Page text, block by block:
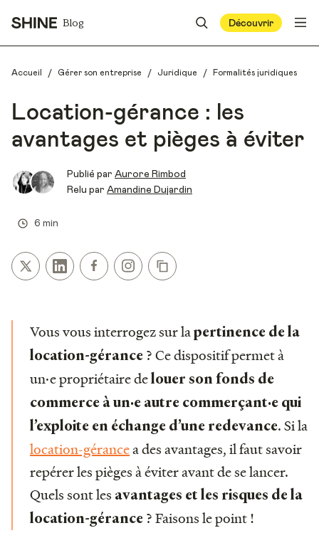
Blog Découvrir
Accueil / Gérer son entreprise / Juridique / Formalités juridiques
Location-gérance : les
avantages et pièges à éviter
Publié par Aurore Rimbod
Relu par Amandine Dujardin
6 min
Vous vous interrogez sur lapertinence de la
location-gérance ? Ce dispositif permet à
un·e propriétaire delouer son fonds de
commerce à un·e autre commerçant·e qui
l’exploite en échange d’une redevance. Si la
location-gérancea des avantages, il faut savoir
repérer les pièges à éviter avant de se lancer.
Quels sont les avantages et les risques de la
location-gérance ? Faisons le point !